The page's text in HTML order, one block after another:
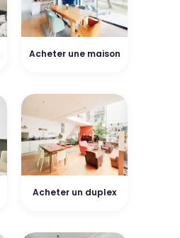
Acheter une maison
Acheter un duplex